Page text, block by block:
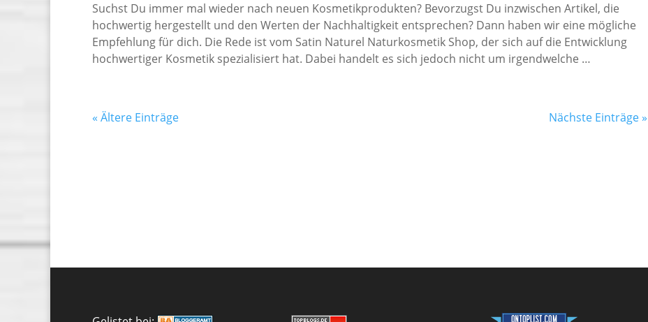
Suchst Du immer mal wieder nach neuen Kosmetikprodukten? Bevorzugst Du inzwischen Artikel, die
hochwertig hergestellt und den Werten der Nachhaltigkeit entsprechen? Dann haben wir eine mögliche
Empfehlung für dich. Die Rede ist vom Satin Naturel Naturkosmetik Shop, der sich auf die Entwicklung
hochwertiger Kosmetik spezialisiert hat. Dabei handelt es sich jedoch nicht um irgendwelche …
« Ältere Einträge Nächste Einträge »